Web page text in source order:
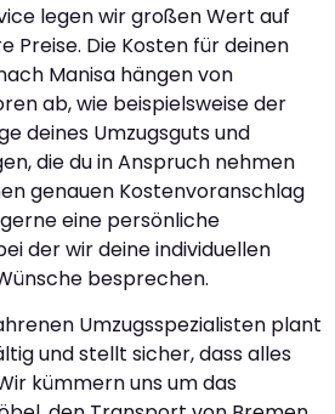
legen wir großen Wert auf
Preise. Die Kosten für deinen
Manisa hängen von
ab, wie beispielsweise der
deines Umzugsguts und
die du in Anspruch nehmen
genauen Kostenvoranschlag
eine persönliche
der wir deine individuellen
besprechen.
Umzugsspezialisten plant
und stellt sicher, dass alles
kümmern uns um das